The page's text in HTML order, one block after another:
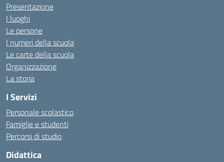
Presentazione
I luoghi
Le persone
I numeri della scuola
Le carte della scuola
Organizzazione
La storia
I Servizi
Personale scolastico
Famiglie e studenti
Percorsi di studio
Didattica